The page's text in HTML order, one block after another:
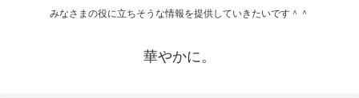
みなさまの役に立ちそうな情報を提供していきたいです＾＾
華やかに。